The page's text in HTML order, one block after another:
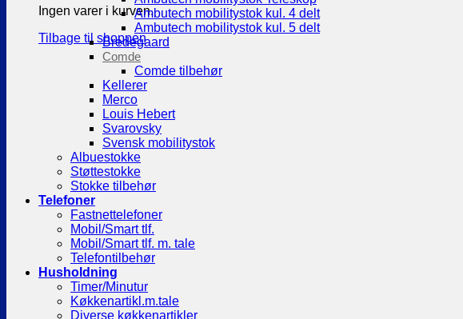
Ingen varer i kurven.
Tilbage til shoppen
Ambutech mobilitystok kul. 4 delt
Ambutech mobilitystok kul. 5 delt
Bredegaard
Comde
Comde tilbehør
Kellerer
Merco
Louis Hebert
Svarovsky
Svensk mobilitystok
Albuestokke
Støttestokke
Stokke tilbehør
Telefoner
Fastnettelefoner
Mobil/Smart tlf.
Mobil/Smart tlf. m. tale
Telefontilbehør
Husholdning
Timer/Minutur
Køkkenartikl.m.tale
Diverse køkkenartikler